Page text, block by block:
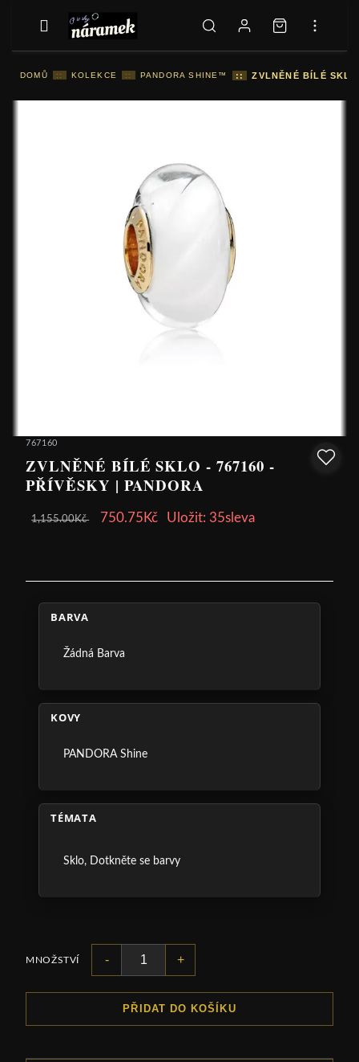
DOMŮ :: KOLEKCE :: PANDORA SHINE™ :: ZVLNĚNÉ BÍLÉ
767160
ZVLNĚNÉ BÍLÉ SKLO - 767160 -
PŘÍVĚSKY | PANDORA
1,155.00Kč 750.75Kč Uložit: 35sleva
BARVA
Žádná Barva
KOVY
PANDORA Shine
TÉMATA
Sklo, Dotkněte se barvy
MNOŽSTVÍ - +
PŘIDAT DO KOŠÍKU